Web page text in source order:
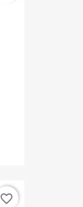
favorite_border